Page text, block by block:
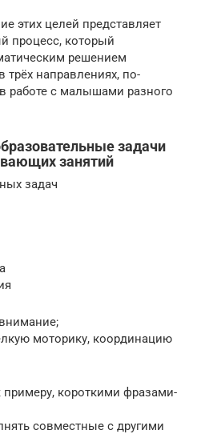
этих целей представляет
процесс, который
решением
трёх направлениях, по-
работе с малышами разного
задачи
занятий
задач
моторику, координацию
примеру, короткими фразами-
совместные с другими